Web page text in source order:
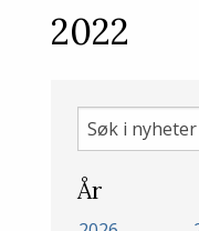
2022
Søk
i
nyheter
År